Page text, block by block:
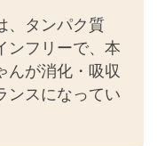
、タンパク質
ンフリーで、本
んが消化・吸収
ンスになってい